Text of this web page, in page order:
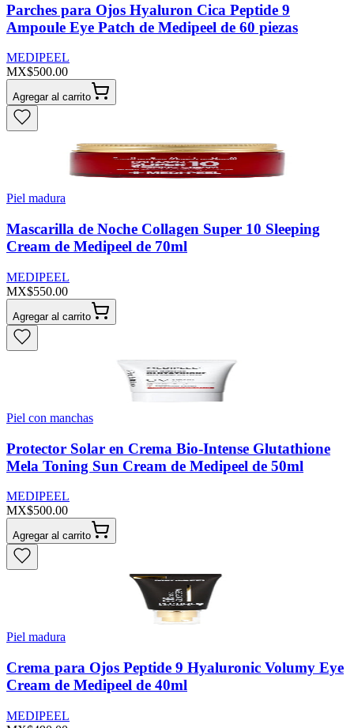
Parches para Ojos Hyaluron Cica Peptide 9
Ampoule Eye Patch de Medipeel de 60 piezas
MEDIPEEL
MX$500.00
Agregar al carrito
Piel madura
Mascarilla de Noche Collagen Super 10 Sleeping
Cream de Medipeel de 70ml
MEDIPEEL
MX$550.00
Agregar al carrito
Piel con manchas
Protector Solar en Crema Bio-Intense Glutathione
Mela Toning Sun Cream de Medipeel de 50ml
MEDIPEEL
MX$500.00
Agregar al carrito
Piel madura
Crema para Ojos Peptide 9 Hyaluronic Volumy Eye
Cream de Medipeel de 40ml
MEDIPEEL